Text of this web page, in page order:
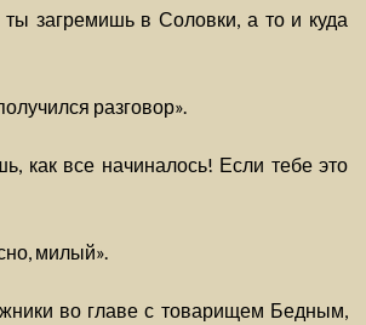
загремишь в Соловки, а то и куда
разговор».
как все начиналось! Если тебе это
милый».
во главе с товарищем Бедным,